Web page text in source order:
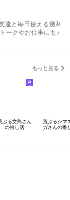
達と毎日使える便利
ークやお仕事にも♪
もっと見る
ぶる文鳥さん
の推し活
荒ぶるシマ
ガさんの推